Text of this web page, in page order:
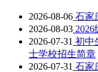
2026-08-06 石家
2026-08-03
2026-07-31 初中
士学校招生简章
2026-07-31 石家